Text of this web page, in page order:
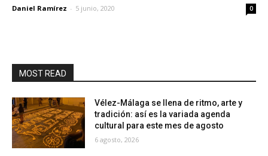
Daniel Ramírez - 5 junio, 2020 0
MOST READ
Vélez-Málaga se llena de ritmo, arte y
tradición: así es la variada agenda
cultural para este mes de agosto
6 agosto, 2026